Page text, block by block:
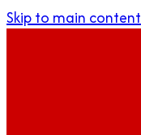
Skip to main content